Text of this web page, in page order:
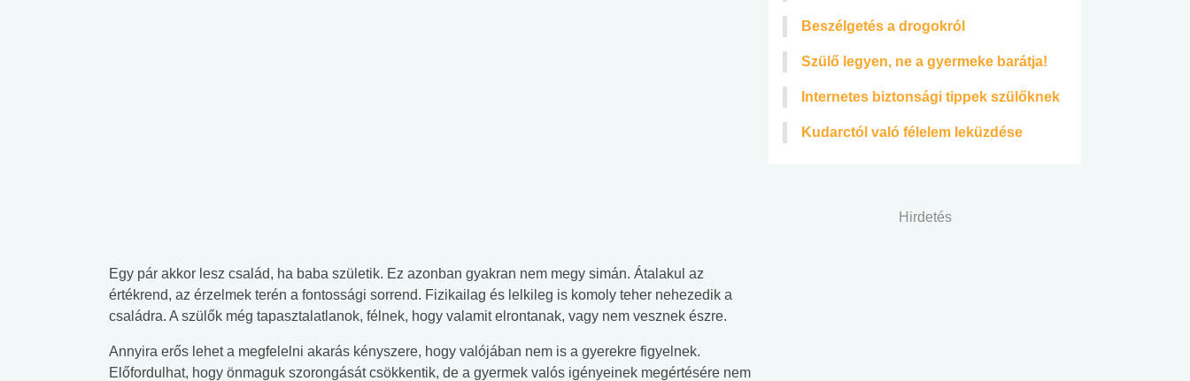
Egy pár akkor lesz család, ha baba születik. Ez azonban gyakran nem megy simán. Átalakul az
értékrend, az érzelmek terén a fontossági sorrend. Fizikailag és lelkileg is komoly teher nehezedik a
családra. A szülők még tapasztalatlanok, félnek, hogy valamit elrontanak, vagy nem vesznek észre.
Annyira erős lehet a megfelelni akarás kényszere, hogy valójában nem is a gyerekre figyelnek.
Előfordulhat, hogy önmaguk szorongását csökkentik, de a gyermek valós igényeinek megértésére nem
Beszélgetés a drogokról
Szülő legyen, ne a gyermeke barátja!
Internetes biztonsági tippek szülőknek
Kudarctól való félelem leküzdése
Hirdetés